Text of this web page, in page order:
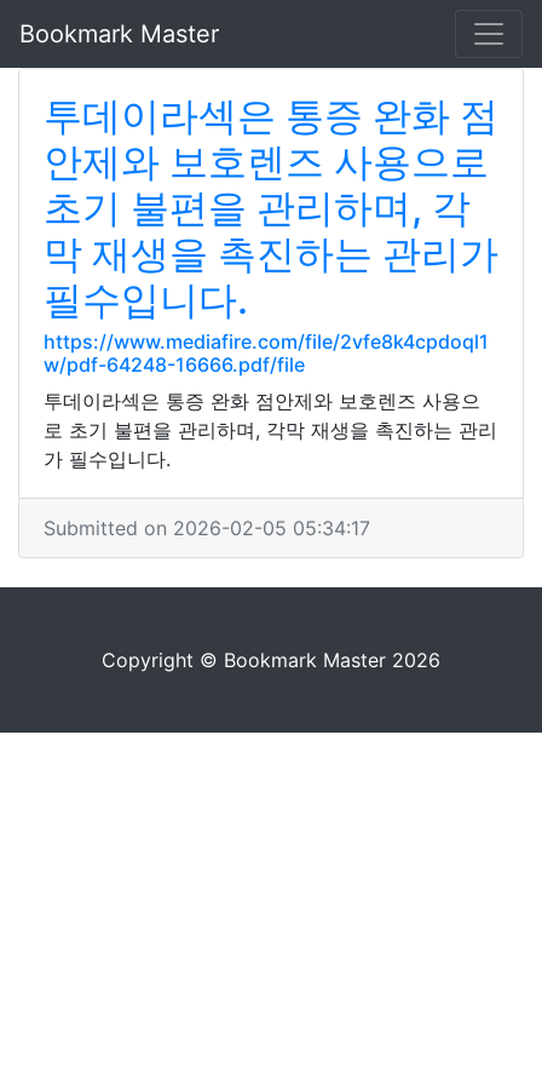
Bookmark Master
투데이라섹은 통증 완화 점
안제와 보호렌즈 사용으로
초기 불편을 관리하며, 각
막 재생을 촉진하는 관리가
필수입니다.
https://www.mediafire.com/file/2vfe8k4cpdoql1
w/pdf-64248-16666.pdf/file
투데이라섹은 통증 완화 점안제와 보호렌즈 사용으
로 초기 불편을 관리하며, 각막 재생을 촉진하는 관리
가 필수입니다.
Submitted on 2026-02-05 05:34:17
Copyright © Bookmark Master 2026